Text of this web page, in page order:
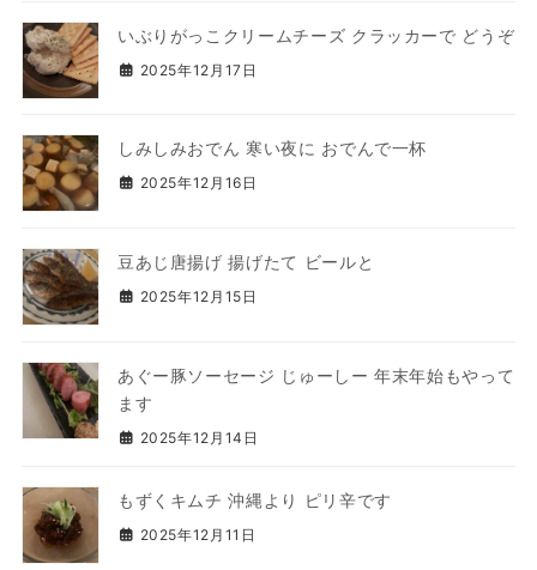
いぶりがっこクリームチーズ クラッカーで どうぞ
2025年12月17日
しみしみおでん 寒い夜に おでんで一杯
2025年12月16日
豆あじ唐揚げ 揚げたて ビールと
2025年12月15日
あぐー豚ソーセージ じゅーしー 年末年始もやって
ます
2025年12月14日
もずくキムチ 沖縄より ピリ辛です
2025年12月11日